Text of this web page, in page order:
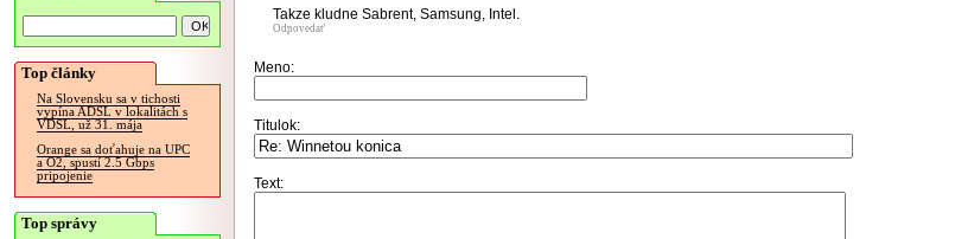
Top články
Na Slovensku sa v tichosti
vypína ADSL v lokalitách s
VDSL, už 31. mája
Orange sa doťahuje na UPC
a O2, spustí 2.5 Gbps
pripojenie
Top správy
Takze kludne Sabrent, Samsung, Intel.
Odpovedať
Meno:
Titulok:
Text: